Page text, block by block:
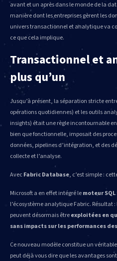
avant et un après dans le monde de la
manière dont les entreprises gèrent les
univers transactionnel et analytique va
ce que cela implique.
Transactionnel et
plus qu’un
Jusqu’à présent, la séparation stricte
opérations quotidiennes) et les outils
insights) était une règle incontournable
bien que fonctionnelle, imposait des
données, pipelines d’intégration, et des
collecte et l’analyse.
AvecFabric Database, c’est simple :
Microsoft a en effet intégré lemoteur
l’écosystème analytique Fabric. Résultat
peuvent désormais êtreexploitées en
sans impacts sur les performances
Ce nouveau modèle constitue un
peut déjà vous dire que les avantages